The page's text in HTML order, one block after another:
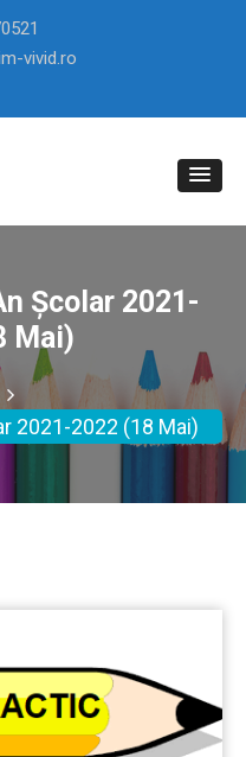
vivid.ro
Școlar 2021-
Mai)
2021-2022 (18 Mai)